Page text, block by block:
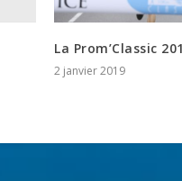
La Prom’Classic
2 janvier 2019